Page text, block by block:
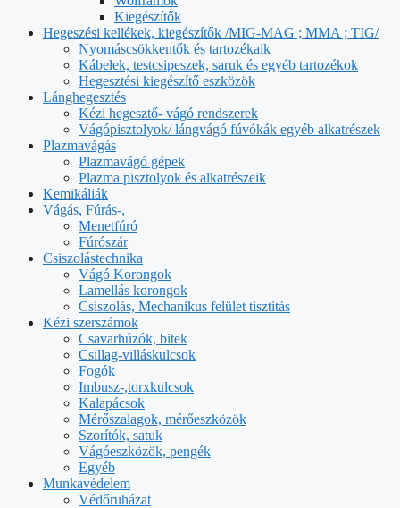
Kiegészítők
Hegeszési kellékek, kiegészítők /MIG-MAG ; MMA ; TIG/
Nyomáscsökkentők és tartozékaik
Kábelek, testcsipeszek, saruk és egyéb tartozékok
Hegesztési kiegészítő eszközök
Lánghegesztés
Kézi hegesztő- vágó rendszerek
Vágópisztolyok/ lángvágó fúvókák egyéb alkatrészek
Plazmavágás
Plazmavágó gépek
Plazma pisztolyok és alkatrészeik
Kemikáliák
Vágás, Fúrás-,
Menetfúró
Fúrószár
Csiszolástechnika
Vágó Korongok
Lamellás korongok
Csiszolás, Mechanikus felület tisztítás
Kézi szerszámok
Csavarhúzók, bitek
Csillag-villáskulcsok
Fogók
Imbusz-,torxkulcsok
Kalapácsok
Mérőszalagok, mérőeszközök
Szorítók, satuk
Vágóeszközök, pengék
Egyéb
Munkavédelem
Védőruházat